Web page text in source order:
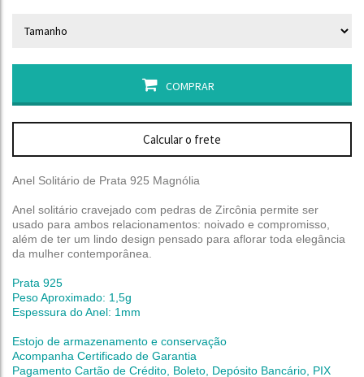
COMPRAR
Calcular o frete
Anel Solitário de Prata 925 Magnólia
Anel solitário cravejado com pedras de Zircônia permite ser
usado para ambos relacionamentos: noivado e compromisso,
além de ter um lindo design pensado para aflorar toda elegância
da mulher contemporânea.
Prata 925
Peso Aproximado: 1,5g
Espessura do Anel: 1mm
Estojo de armazenamento e conservação
Acompanha Certificado de Garantia
Pagamento Cartão de Crédito, Boleto, Depósito Bancário, PIX